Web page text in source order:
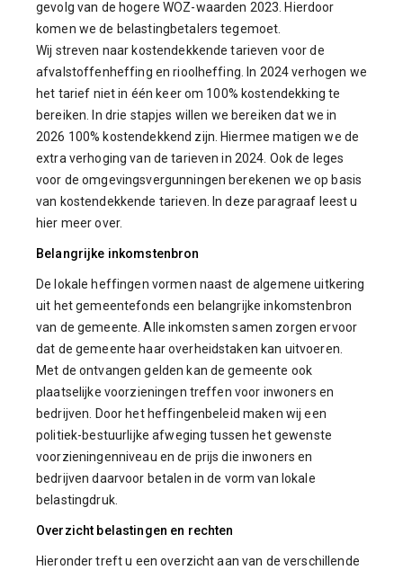
gevolg van de hogere WOZ-waarden 2023. Hierdoor
komen we de belastingbetalers tegemoet.
Wij streven naar kostendekkende tarieven voor de
afvalstoffenheffing en rioolheffing. In 2024 verhogen we
het tarief niet in één keer om 100% kostendekking te
bereiken. In drie stapjes willen we bereiken dat we in
2026 100% kostendekkend zijn. Hiermee matigen we de
extra verhoging van de tarieven in 2024. Ook de leges
voor de omgevingsvergunningen berekenen we op basis
van kostendekkende tarieven. In deze paragraaf leest u
hier meer over.
Belangrijke inkomstenbron
De lokale heffingen vormen naast de algemene uitkering
uit het gemeentefonds een belangrijke inkomstenbron
van de gemeente. Alle inkomsten samen zorgen ervoor
dat de gemeente haar overheidstaken kan uitvoeren.
Met de ontvangen gelden kan de gemeente ook
plaatselijke voorzieningen treffen voor inwoners en
bedrijven. Door het heffingenbeleid maken wij een
politiek-bestuurlijke afweging tussen het gewenste
voorzieningenniveau en de prijs die inwoners en
bedrijven daarvoor betalen in de vorm van lokale
belastingdruk.
Overzicht belastingen en rechten
Hieronder treft u een overzicht aan van de verschillende